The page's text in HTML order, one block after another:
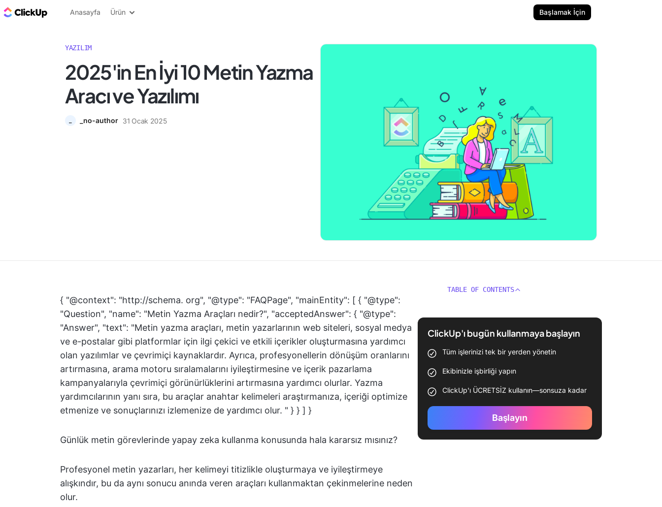
ClickUp Blog
Anasayfa Ürün Başlamak İçin
YAZILIM
2025'in En İyi 10 Metin Yazma
Aracı ve Yazılımı
_no-author 31 Ocak 2025
{ "@context": "http://schema. org", "@type": "FAQPage", "mainEntity": [ { "@type":
"Question", "name": "Metin Yazma Araçları nedir?", "acceptedAnswer": { "@type":
"Answer", "text": "Metin yazma araçları, metin yazarlarının web siteleri, sosyal medya
ve e-postalar gibi platformlar için ilgi çekici ve etkili içerikler oluşturmasına yardımcı
olan yazılımlar ve çevrimiçi kaynaklardır. Ayrıca, profesyonellerin dönüşüm oranlarını
artırmasına, arama motoru sıralamalarını iyileştirmesine ve içerik pazarlama
kampanyalarıyla çevrimiçi görünürlüklerini artırmasına yardımcı olurlar. Yazma
yardımcılarının yanı sıra, bu araçlar anahtar kelimeleri araştırmanıza, içeriği optimize
etmenize ve sonuçlarınızı izlemenize de yardımcı olur. " } } ] }
Günlük metin görevlerinde yapay zeka kullanma konusunda hala kararsız mısınız?
Profesyonel metin yazarları, her kelimeyi titizlikle oluşturmaya ve iyileştirmeye
alışkındır, bu da aynı sonucu anında veren araçları kullanmaktan çekinmelerine neden
olur.
TABLE OF CONTENTS
ClickUp'ı bugün kullanmaya başlayın
Tüm işlerinizi tek bir yerden yönetin
Ekibinizle işbirliği yapın
ClickUp'ı ÜCRETSİZ kullanın—sonsuza kadar
Başlayın